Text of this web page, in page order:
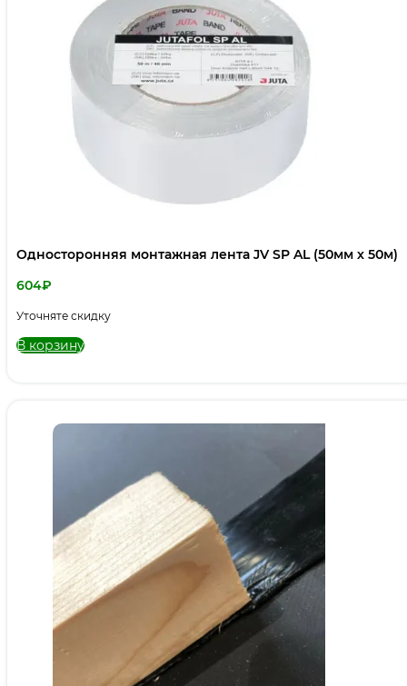
Односторонняя монтажная лента JV SP AL (50мм х 50м)
604₽
Уточняте скидку
В корзину